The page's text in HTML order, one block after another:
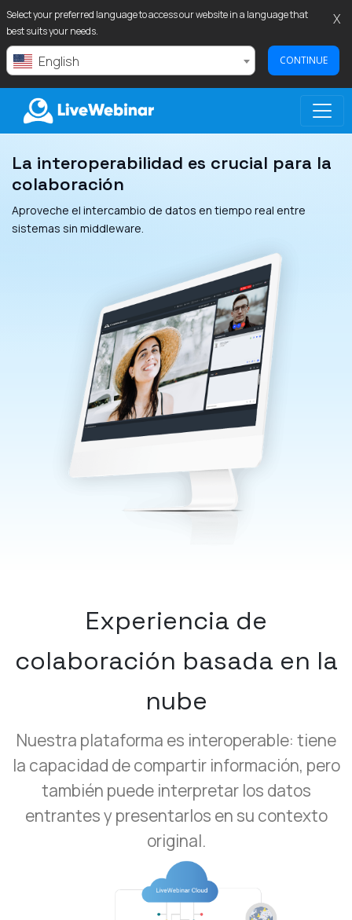
Select your preferred language to access our website in a language that
best suits your needs.
English CONTINUE
X
LIVEWEBINAR.COM
La interoperabilidad es crucial para la
colaboración
Aproveche el intercambio de datos en tiempo real entre
sistemas sin middleware.
Experiencia de
colaboración basada en la
nube
Nuestra plataforma es interoperable: tiene
la capacidad de compartir información, pero
también puede interpretar los datos
entrantes y presentarlos en su contexto
original.